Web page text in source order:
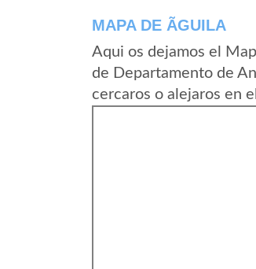
MAPA DE ÃGUILA
Aqui os dejamos el
de Departamento de
cercaros o alejaros en